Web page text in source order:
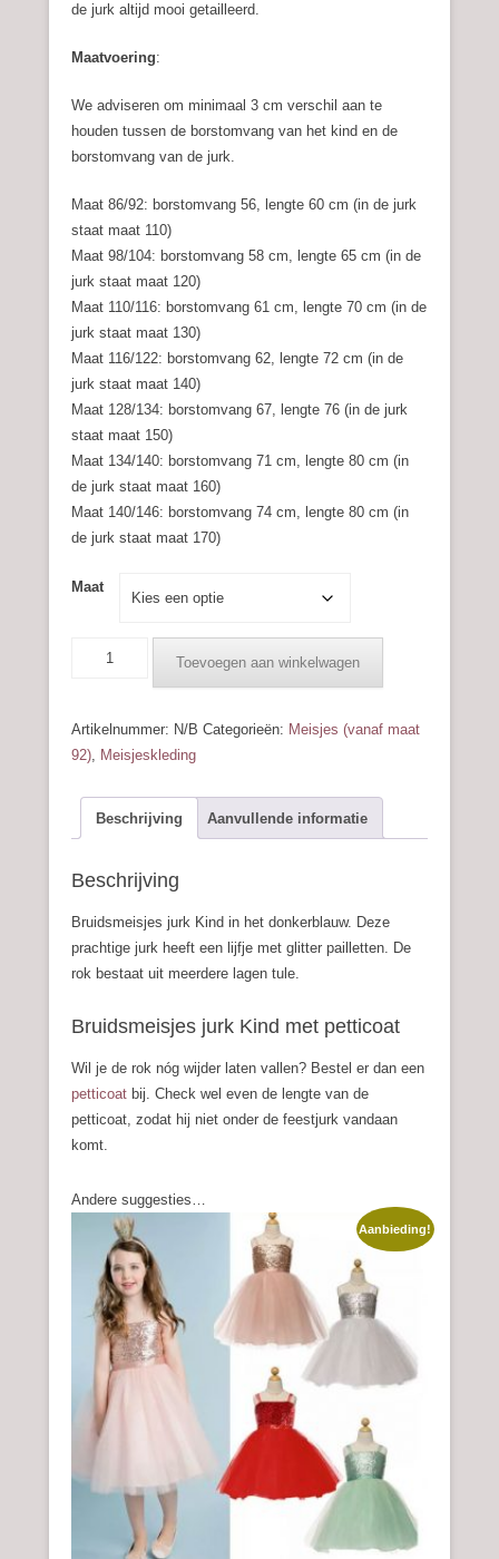
€ 29,99.€ 23,99.
de jurk altijd mooi getailleerd.
Maatvoering:
We adviseren om minimaal 3 cm verschil aan te
houden tussen de borstomvang van het kind en de
borstomvang van de jurk.
Maat 86/92: borstomvang 56, lengte 60 cm (in de jurk
staat maat 110)
Maat 98/104: borstomvang 58 cm, lengte 65 cm (in de
jurk staat maat 120)
Maat 110/116: borstomvang 61 cm, lengte 70 cm (in de
jurk staat maat 130)
Maat 116/122: borstomvang 62, lengte 72 cm (in de
jurk staat maat 140)
Maat 128/134: borstomvang 67, lengte 76 (in de jurk
staat maat 150)
Maat 134/140: borstomvang 71 cm, lengte 80 cm (in
de jurk staat maat 160)
Maat 140/146: borstomvang 74 cm, lengte 80 cm (in
de jurk staat maat 170)
Maat
Feestjurk
aantal
Toevoegen aan winkelwagen
Artikelnummer: N/B Categorieën: Meisjes (vanaf maat
92), Meisjeskleding
Beschrijving Aanvullende informatie
Beschrijving
Bruidsmeisjes jurk Kind in het donkerblauw. Deze
prachtige jurk heeft een lijfje met glitter pailletten. De
rok bestaat uit meerdere lagen tule.
Bruidsmeisjes jurk Kind met petticoat
Wil je de rok nóg wijder laten vallen? Bestel er dan een
petticoat bij. Check wel even de lengte van de
petticoat, zodat hij niet onder de feestjurk vandaan
komt.
Andere suggesties…
Aanbieding!